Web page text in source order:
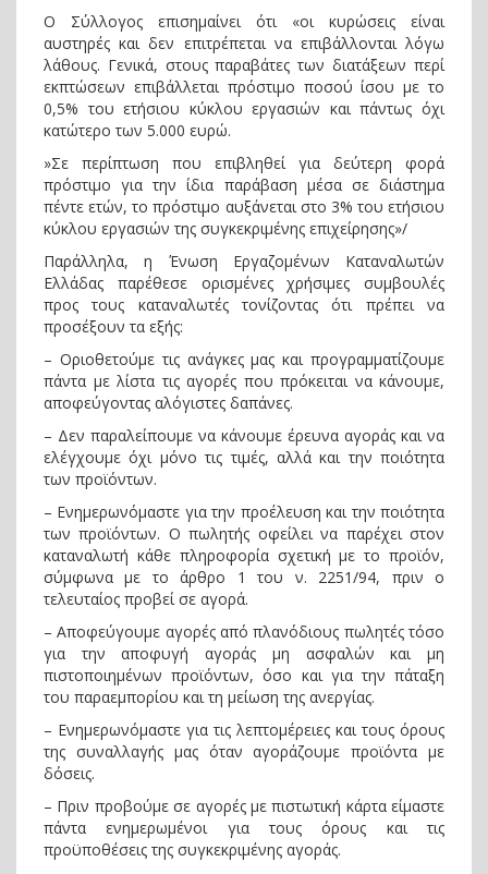
Ο Σύλλογος επισημαίνει ότι «οι κυρώσεις είναι
αυστηρές και δεν επιτρέπεται να επιβάλλονται λόγω
λάθους. Γενικά, στους παραβάτες των διατάξεων περί
εκπτώσεων επιβάλλεται πρόστιμο ποσού ίσου με το
0,5% του ετήσιου κύκλου εργασιών και πάντως όχι
κατώτερο των 5.000 ευρώ.
»Σε περίπτωση που επιβληθεί για δεύτερη φορά
πρόστιμο για την ίδια παράβαση μέσα σε διάστημα
πέντε ετών, το πρόστιμο αυξάνεται στο 3% του ετήσιου
κύκλου εργασιών της συγκεκριμένης επιχείρησης»/
Παράλληλα, η Ένωση Εργαζομένων Καταναλωτών
Ελλάδας παρέθεσε ορισμένες χρήσιμες συμβουλές
προς τους καταναλωτές τονίζοντας ότι πρέπει να
προσέξουν τα εξής:
– Οριοθετούμε τις ανάγκες μας και προγραμματίζουμε
πάντα με λίστα τις αγορές που πρόκειται να κάνουμε,
αποφεύγοντας αλόγιστες δαπάνες.
– Δεν παραλείπουμε να κάνουμε έρευνα αγοράς και να
ελέγχουμε όχι μόνο τις τιμές, αλλά και την ποιότητα
των προϊόντων.
– Ενημερωνόμαστε για την προέλευση και την ποιότητα
των προϊόντων. Ο πωλητής οφείλει να παρέχει στον
καταναλωτή κάθε πληροφορία σχετική με το προϊόν,
σύμφωνα με το άρθρο 1 του ν. 2251/94, πριν ο
τελευταίος προβεί σε αγορά.
– Αποφεύγουμε αγορές από πλανόδιους πωλητές τόσο
για την αποφυγή αγοράς μη ασφαλών και μη
πιστοποιημένων προϊόντων, όσο και για την πάταξη
του παραεμπορίου και τη μείωση της ανεργίας.
– Ενημερωνόμαστε για τις λεπτομέρειες και τους όρους
της συναλλαγής μας όταν αγοράζουμε προϊόντα με
δόσεις.
– Πριν προβούμε σε αγορές με πιστωτική κάρτα είμαστε
πάντα ενημερωμένοι για τους όρους και τις
προϋποθέσεις της συγκεκριμένης αγοράς.